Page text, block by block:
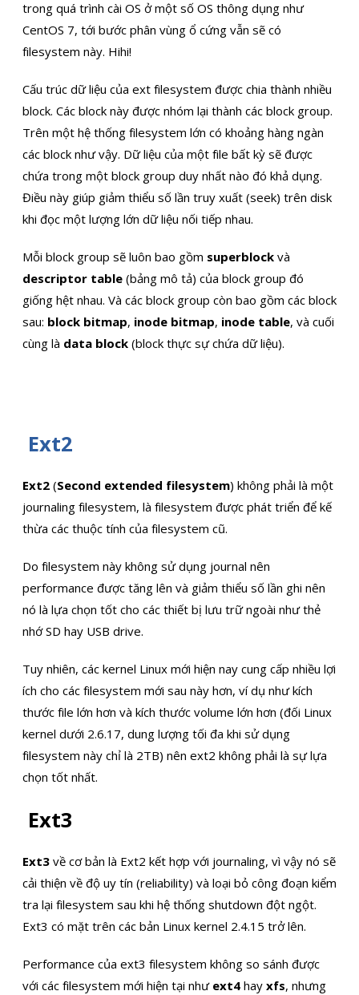
trong quá trình cài OS ở một số OS thông dụng như
CentOS 7, tới bước phân vùng ổ cứng vẫn sẽ có
filesystem này. Hihi!
Cấu trúc dữ liệu của ext filesystem được chia thành nhiều
block. Các block này được nhóm lại thành các block group.
Trên một hệ thống filesystem lớn có khoảng hàng ngàn
các block như vậy. Dữ liệu của một file bất kỳ sẽ được
chứa trong một block group duy nhất nào đó khả dụng.
Điều này giúp giảm thiểu số lần truy xuất (seek) trên disk
khi đọc một lượng lớn dữ liệu nối tiếp nhau.
Mỗi block group sẽ luôn bao gồm superblock và
descriptor table (bảng mô tả) của block group đó
giống hệt nhau. Và các block group còn bao gồm các block
sau: block bitmap, inode bitmap, inode table, và cuối
cùng là data block (block thực sự chứa dữ liệu).
Ext2
Ext2 (Second extended filesystem) không phải là một
journaling filesystem, là filesystem được phát triển để kế
thừa các thuộc tính của filesystem cũ.
Do filesystem này không sử dụng journal nên
performance được tăng lên và giảm thiểu số lần ghi nên
nó là lựa chọn tốt cho các thiết bị lưu trữ ngoài như thẻ
nhớ SD hay USB drive.
Tuy nhiên, các kernel Linux mới hiện nay cung cấp nhiều lợi
ích cho các filesystem mới sau này hơn, ví dụ như kích
thước file lớn hơn và kích thước volume lớn hơn (đối Linux
kernel dưới 2.6.17, dung lượng tối đa khi sử dụng
filesystem này chỉ là 2TB) nên ext2 không phải là sự lựa
chọn tốt nhất.
Ext3
Ext3 về cơ bản là Ext2 kết hợp với journaling, vì vậy nó sẽ
cải thiện về độ uy tín (reliability) và loại bỏ công đoạn kiểm
tra lại filesystem sau khi hệ thống shutdown đột ngột.
Ext3 có mặt trên các bản Linux kernel 2.4.15 trở lên.
Performance của ext3 filesystem không so sánh được
với các filesystem mới hiện tại như ext4 hay xfs, nhưng